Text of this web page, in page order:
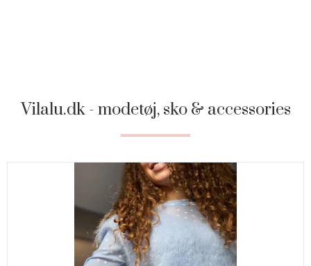
Vilalu.dk - modetøj, sko & accessories